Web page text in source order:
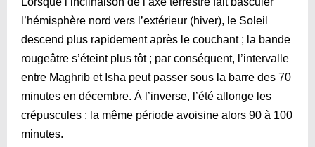
l’hémisphère nord vers l’extérieur (hiver), le Soleil
descend plus rapidement après le couchant ; la bande
rougeâtre s’éteint plus tôt ; par conséquent, l’intervalle
entre Maghrib et Isha peut passer sous la barre des 70
minutes en décembre. À l’inverse, l’été allonge les
crépuscules : la même période avoisine alors 90 à 100
minutes.